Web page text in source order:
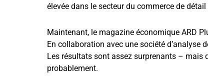
élevée dans le secteur du commerce de
Maintenant, le magazine économique ARD
En collaboration avec une société d’analyse
Les résultats sont assez surprenants – mais
probablement.